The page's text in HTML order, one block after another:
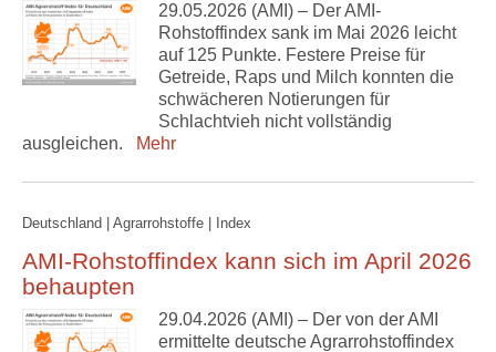
29.05.2026 (AMI) – Der AMI-
Rohstoffindex sank im Mai 2026 leicht
auf 125 Punkte. Festere Preise für
Getreide, Raps und Milch konnten die
schwächeren Notierungen für
Schlachtvieh nicht vollständig
ausgleichen.
Mehr
Deutschland | Agrarrohstoffe | Index
AMI-Rohstoffindex kann sich im April 2026
behaupten
29.04.2026 (AMI) – Der von der AMI
ermittelte deutsche Agrarrohstoffindex